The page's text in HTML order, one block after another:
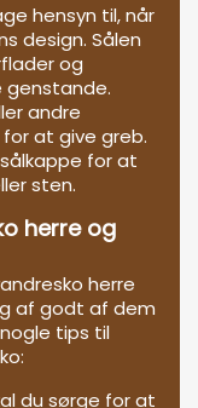
hensyn til, når
design. Sålen
og
genstande.
andre
at give greb.
for at
sten.
herre og
herre
af godt af dem
tips til
du sørge for at